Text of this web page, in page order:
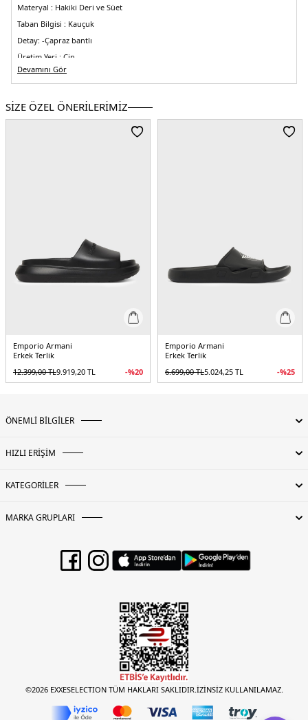
Materyal : Hakiki Deri ve Süet
Taban Bilgisi : Kauçuk
Detay: -Çapraz bantlı
Üretim Yeri : Çin
5DY1X4P124XR340K001.07
Devamını Gör
SİZE ÖZEL ÖNERİLERİMİZ
Emporio Armani
Erkek Terlik
12.399,00TL9.919,20 TL -%20
Emporio Armani
Erkek Terlik
6.699,00TL5.024,25 TL -%25
ÖNEMLİ BİLGİLER
HIZLI ERİŞİM
KATEGORİLER
MARKA GRUPLARI
©2026 EXXESELECTION TÜM HAKLARI SAKLIDIR.İZİNSİZ KULLANILAMAZ.